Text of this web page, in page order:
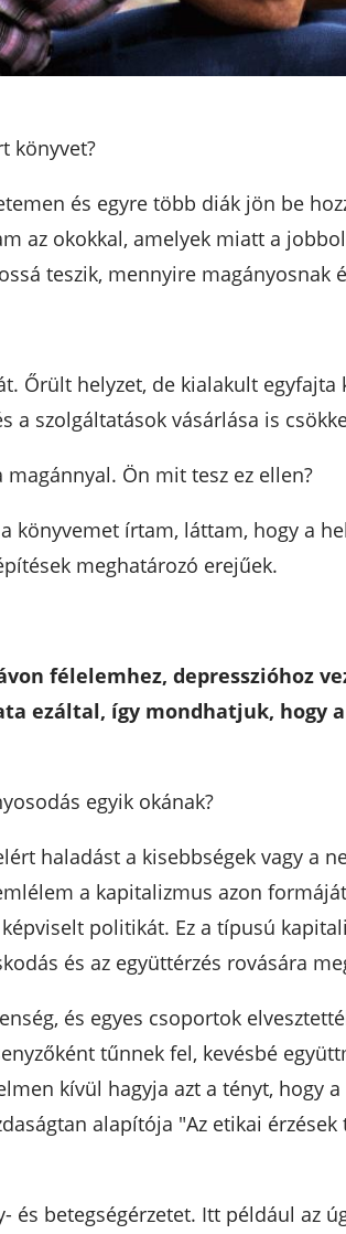
könyvet?
és egyre több diák jön be
az okokkal, amelyek miatt a
teszik, mennyire magányosnak
Őrült helyzet, de kialakult egyfajta
a szolgáltatások vásárlása is
Ön mit tesz ez ellen?
könyvemet írtam, láttam, hogy a
meghatározó erejűek.
félelemhez, depresszióhoz
ezáltal, így mondhatjuk, hogy
egyik okának?
haladást a kisebbségek vagy a
a kapitalizmus azon
politikát. Ez a típusú
és az együttérzés rovására
és egyes csoportok
tűnnek fel, kevésbé
kívül hagyja azt a tényt, hogy
alapítója "Az etikai
és betegségérzetet. Itt például az